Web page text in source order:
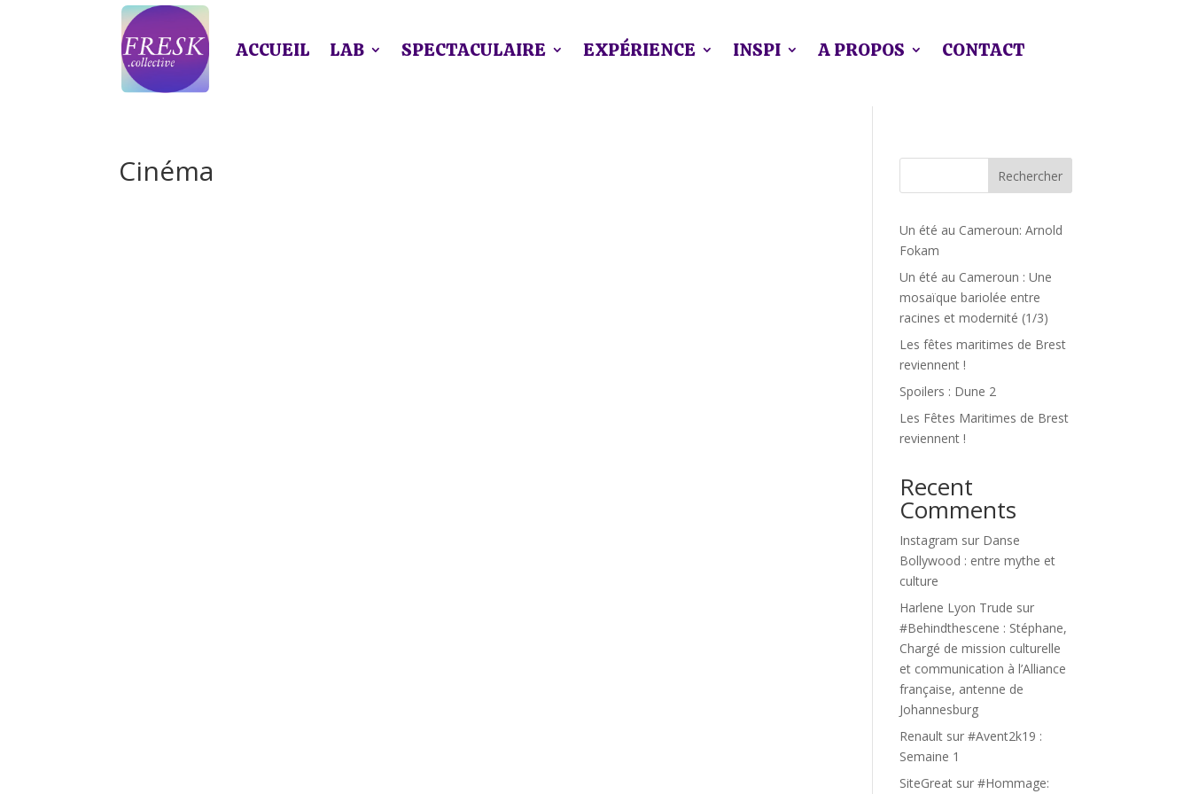
ACCUEIL LAB SPECTACULAIRE EXPÉRIENCE INSPI A PROPOS CONTACT
Cinéma Rechercher
Un été au Cameroun: Arnold
Fokam
Un été au Cameroun : Une
mosaïque bariolée entre
racines et modernité (1/3)
Les fêtes maritimes de Brest
reviennent !
Spoilers : Dune 2
Les Fêtes Maritimes de Brest
reviennent !
Recent
Comments
Instagram sur Danse
Bollywood : entre mythe et
culture
Harlene Lyon Trude sur
#Behindthescene : Stéphane,
Chargé de mission culturelle
et communication à l’Alliance
française, antenne de
Johannesburg
Renault sur#Avent2k19 :
Semaine 1
SiteGreat sur#Hommage: